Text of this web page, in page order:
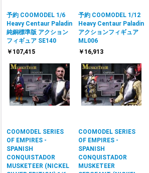
予約 COOMODEL 1/6
Heavy Centaur Paladin
純銅標準版 アクション
フィギュア SE140
￥107,415
予約 COOMODEL 1/12
Heavy Centaur Paladin
アクションフィギュア
ML006
￥16,913
COOMODEL SERIES
OF EMPIRES -
SPANISH
CONQUISTADOR
MUSKETEER (NICKEL
COOMODEL SERIES
OF EMPIRES -
SPANISH
CONQUISTADOR
MUSKETEER